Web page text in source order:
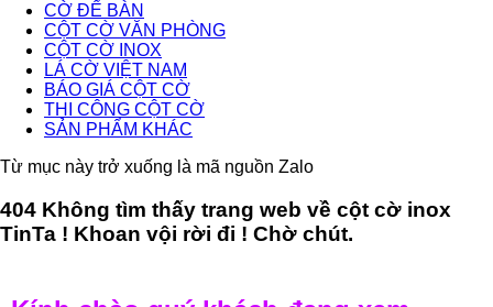
CỜ ĐỂ BÀN
CỘT CỜ VĂN PHÒNG
CỘT CỜ INOX
LÁ CỜ VIỆT NAM
BÁO GIÁ CỘT CỜ
THI CÔNG CỘT CỜ
SẢN PHẨM KHÁC
Từ mục này trở xuống là mã nguồn Zalo
404 Không tìm thấy trang web về cột cờ inox
TinTa ! Khoan vội rời đi ! Chờ chút.